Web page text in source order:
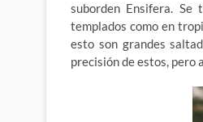
suborden Ensifera.
templados como en
esto son grandes
precisión de estos, pero